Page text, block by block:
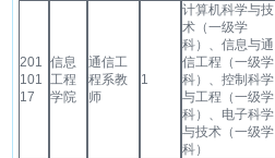
201
101
17
信息
工程
学院
通信工
程系教
师
1
计算机科学与技
术（一级学
科）、信息与通
信工程（一级学
科）、控制科学
与工程（一级学
科）、电子科学
与技术（一级学
科）